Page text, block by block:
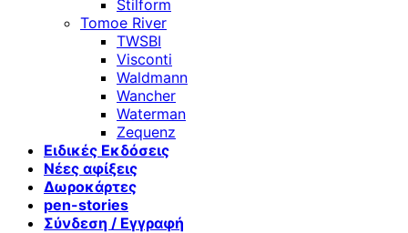
Stilform
Tomoe River
TWSBI
Visconti
Waldmann
Wancher
Waterman
Zequenz
Ειδικές Εκδόσεις
Νέες αφίξεις
Δωροκάρτες
pen-stories
Σύνδεση / Εγγραφή